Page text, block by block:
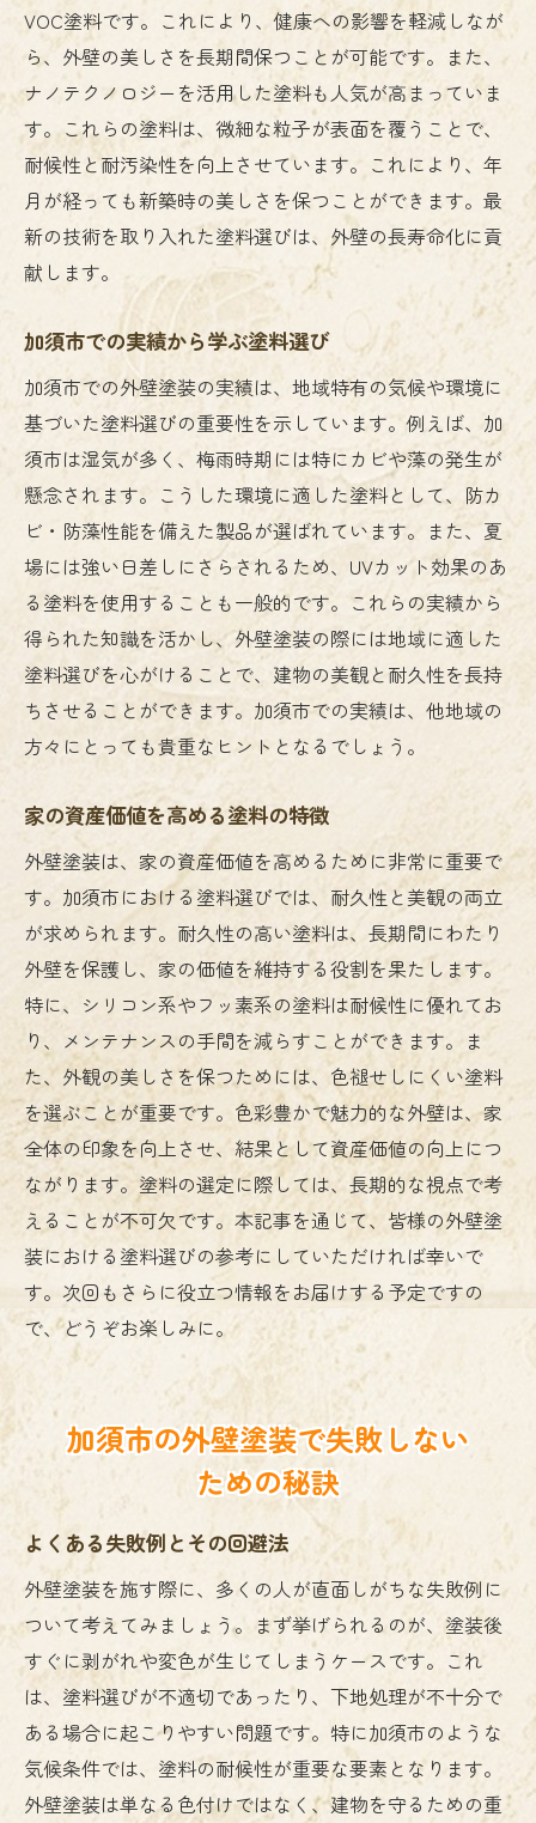
VOC塗料です。これにより、健康への影響を軽減しなが
ら、外壁の美しさを長期間保つことが可能です。また、
ナノテクノロジーを活用した塗料も人気が高まっていま
す。これらの塗料は、微細な粒子が表面を覆うことで、
耐候性と耐汚染性を向上させています。これにより、年
月が経っても新築時の美しさを保つことができます。最
新の技術を取り入れた塗料選びは、外壁の長寿命化に貢
献します。
加須市での実績から学ぶ塗料選び
加須市での外壁塗装の実績は、地域特有の気候や環境に
基づいた塗料選びの重要性を示しています。例えば、加
須市は湿気が多く、梅雨時期には特にカビや藻の発生が
懸念されます。こうした環境に適した塗料として、防カ
ビ・防藻性能を備えた製品が選ばれています。また、夏
場には強い日差しにさらされるため、UVカット効果のあ
る塗料を使用することも一般的です。これらの実績から
得られた知識を活かし、外壁塗装の際には地域に適した
塗料選びを心がけることで、建物の美観と耐久性を長持
ちさせることができます。加須市での実績は、他地域の
方々にとっても貴重なヒントとなるでしょう。
家の資産価値を高める塗料の特徴
外壁塗装は、家の資産価値を高めるために非常に重要で
す。加須市における塗料選びでは、耐久性と美観の両立
が求められます。耐久性の高い塗料は、長期間にわたり
外壁を保護し、家の価値を維持する役割を果たします。
特に、シリコン系やフッ素系の塗料は耐候性に優れてお
り、メンテナンスの手間を減らすことができます。ま
た、外観の美しさを保つためには、色褪せしにくい塗料
を選ぶことが重要です。色彩豊かで魅力的な外壁は、家
全体の印象を向上させ、結果として資産価値の向上につ
ながります。塗料の選定に際しては、長期的な視点で考
えることが不可欠です。本記事を通じて、皆様の外壁塗
装における塗料選びの参考にしていただければ幸いで
す。次回もさらに役立つ情報をお届けする予定ですの
で、どうぞお楽しみに。
加須市の外壁塗装で失敗しない
ための秘訣
よくある失敗例とその回避法
外壁塗装を施す際に、多くの人が直面しがちな失敗例に
ついて考えてみましょう。まず挙げられるのが、塗装後
すぐに剥がれや変色が生じてしまうケースです。これ
は、塗料選びが不適切であったり、下地処理が不十分で
ある場合に起こりやすい問題です。特に加須市のような
気候条件では、塗料の耐候性が重要な要素となります。
外壁塗装は単なる色付けではなく、建物を守るための重